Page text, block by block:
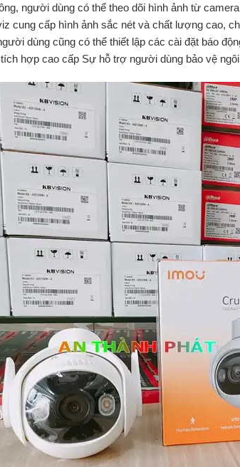
người dùng có thể theo dõi hình ảnh từ
cung cấp hình ảnh sắc nét và chất lượng cao,
dùng cũng có thể thiết lập các cài đặt báo
hợp cao cấp Sự hỗ trợ người dùng bảo vệ